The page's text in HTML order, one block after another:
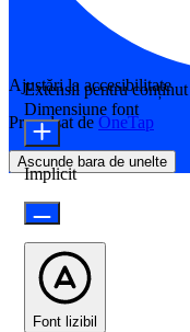
Ajustări la accesibilitate
Propulsat de OneTap
Ascunde bara de unelte
Extensii pentru conținut
Dimensiune font
Implicit
Font lizibil